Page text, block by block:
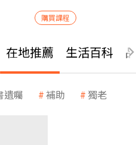
購買課程
在地推薦 生活百科
遺囑 補助 獨老